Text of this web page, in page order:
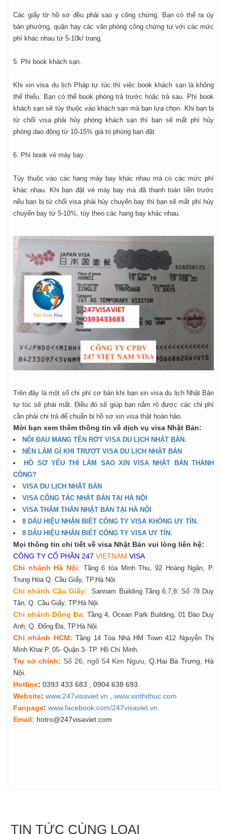
Các giấy tờ hồ sơ đều phải sao y công chứng. Bạn có thể ra ủy
bản phường, quận hay các văn phòng công chứng tư với các mức
phí khác nhau từ 5-10k/ trang.
5. Phí book khách sạn.
Khi xin visa du lịch Pháp tự túc thì việc book khách sạn là không
thể thiếu. Bạn có thể book phòng trả trước hoặc trả sau. Phí book
khách sạn sẽ tùy thuộc vào khách sạn mà bạn lựa chọn. Khi bạn bị
từ chối visa phải hủy phòng khách sạn thì bạn sẽ mất phí hủy
phòng dao động từ 10-15% giá trị phòng bạn đặt.
6. Phí book vé máy bay.
Tùy thuộc vào các hang máy bay khác nhau mà có các mức phí
khác nhau. Khi bạn đặt vé máy bay mà đã thanh toán tiền trước
nếu bạn bị từ chối visa phải hủy chuyến bay thì bạn sẽ mất phí hủy
chuyến bay từ 5-10%, tùy theo các hang bay khác nhau.
Trên đây là một số chi phí cơ bản khi bạn xin visa du lịch Nhật Bản
tự túc sẽ phải mất. Điều đó sẽ giúp bạn nắm rõ được các chi phí
cần phải chi trả để chuẩn bị hồ sơ xin visa thật hoàn hảo.
Mời bạn xem thêm thông tin về dịch vụ visa Nhật Bản:
NỖI ĐAU MANG TÊN RỚT VISA DU LỊCH NHẬT BẢN.
NÊN LÀM GÌ KHI TRƯỢT VISA DU LỊCH NHẬT BẢN
HỒ SƠ YẾU THÌ LÀM SAO XIN VISA NHẬT BẢN THÀNH
CÔNG?
VISA DU LỊCH NHẬT BẢN
VISA CÔNG TÁC NHẬT BẢN TẠI HÀ NỘI
VISA THĂM THÂN NHẬT BẢN TẠI HÀ NỘI
8 DẤU HIỆU NHẬN BIẾT CÔNG TY VISA KHÔNG UY TÍN.
8 DẤU HIỆU NHẬN BIẾT CÔNG TY VISA UY TÍN.
Mọi thông tin chi tiết về visa Nhật Bản vui lòng liên hệ:
CÔNG TY CỔ PHẦN 247 VIETNAM VISA
Chi nhánh Hà Nội: Tầng 6 tòa Minh Thu, 92 Hoàng Ngân, P.
Trung Hòa Q. Cầu Giấy, TP.Hà Nội.
Chi nhánh Cầu Giấy:Sannam Building Tầng 6,7,8: Số 78 Duy
Tân, Q. Cầu Giấy, TP.Hà Nội.
Chi nhánh Đống Đa: Tầng 4, Ocean Park Building, 01 Đào Duy
Anh, Q. Đống Đa, TP.Hà Nội.
Chi nhánh HCM: Tầng 14 Tòa Nhà HM Town 412 Nguyễn Thị
Minh Khai P. 05- Quận 3- TP. Hồ Chí Minh.
Trụ sở chính: Số 26, ngõ 54 Kim Ngưu , Q.Hai Bà Trưng, Hà
Nội.
Hotline: 0393 433 683 , 0904 638 693.
Website: www.247visaviet.vn
www.xinthithuc.com
Fanpage: www.facebook.com/247visaviet.vn
Email: hotro@247visaviet.com
TIN TỨC CÙNG LOẠI